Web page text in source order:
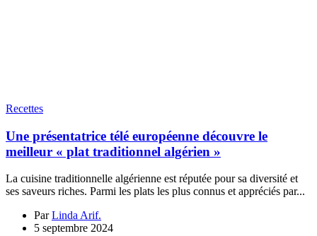
Recettes
Une présentatrice télé européenne découvre le
meilleur « plat traditionnel algérien »
La cuisine traditionnelle algérienne est réputée pour sa diversité et
ses saveurs riches. Parmi les plats les plus connus et appréciés par...
ParLinda Arif.
5 septembre 2024